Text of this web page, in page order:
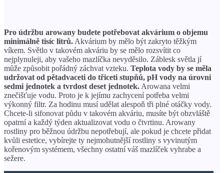
Pro údržbu arowany budete potřebovat akvárium o objemu
minimálně tisíc litrů. Akvárium by mělo být zakryto těžkým
víkem. Světlo v takovém akváriu by se mělo rozsvítit co
nejplynuleji, aby vašeho mazlíčka nevyděsilo. Záblesk světla jí
může způsobit pořádný záchvat vzteku. Teplota vody by se měla
udržovat od pětadvaceti do třiceti stupňů, pH vody na úrovni
sedmi jednotek a tvrdost deset jednotek. Arowana velmi
znečišťuje vodu. Proto je k jejímu zachycení potřeba velmi
výkonný filtr. Za hodinu musí udělat alespoň tři plné otáčky vody.
Chcete-li sifonovat půdu v ​​takovém akváriu, musíte být obzvláště
opatrní a každý týden aktualizovat vodu o čtvrtinu. Arowany
rostliny pro běžnou údržbu nepotřebují, ale pokud je chcete přidat
kvůli estetice, vybírejte ty nejmohutnější rostliny s vyvinutým
kořenovým systémem, všechny ostatní váš mazlíček vyhrabe a
sežere.